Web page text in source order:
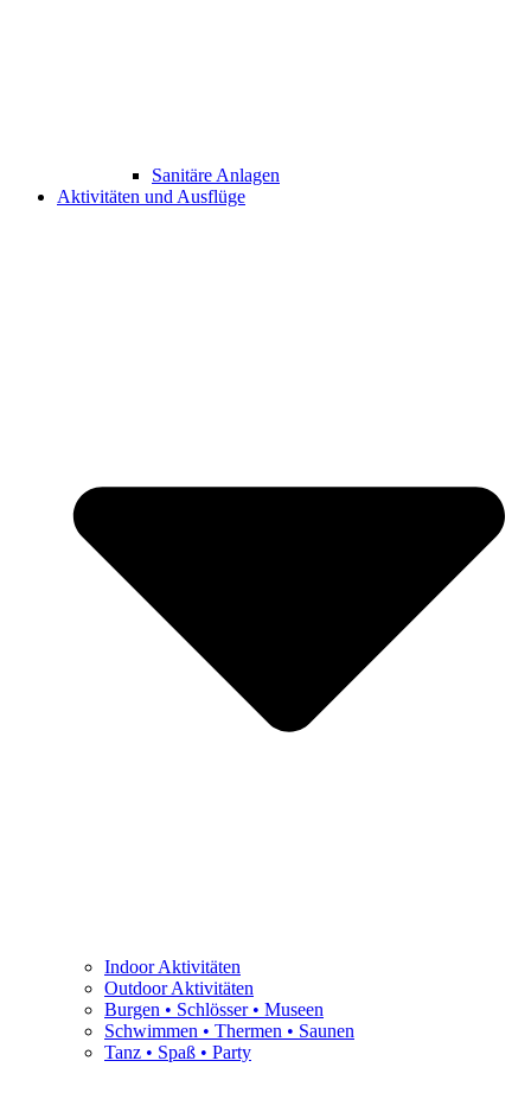
Sanitäre Anlagen
Aktivitäten und Ausflüge
Indoor Aktivitäten
Outdoor Aktivitäten
Burgen • Schlösser • Museen
Schwimmen • Thermen • Saunen
Tanz • Spaß • Party